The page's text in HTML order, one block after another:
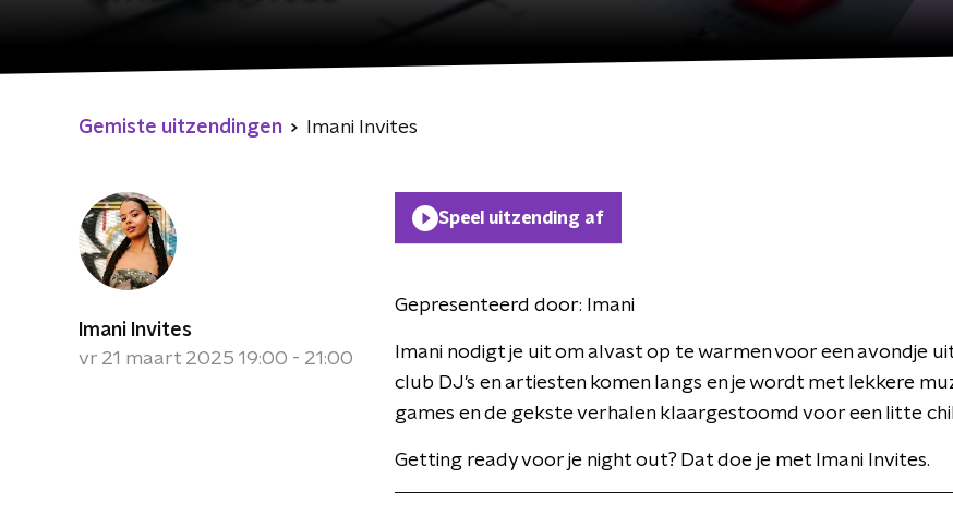
Gemiste uitzendingen Imani Invites
Imani Invites
vr 21 maart 2025 19:00 - 21:00
Speel uitzending af
Gepresenteerd door: Imani
Imani nodigt je uit om alvast op te warmen voor een avondje
club DJ's en artiesten komen langs en je wordt met lekkere
games en de gekste verhalen klaargestoomd voor een litte
Getting ready voor je night out? Dat doe je met Imani Invites.